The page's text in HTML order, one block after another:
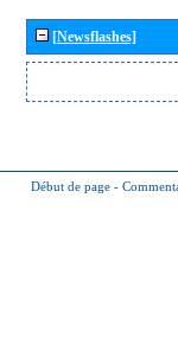
[Newsflashes]
Début de page -